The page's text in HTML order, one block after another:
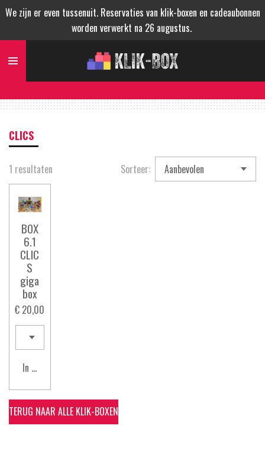
Ga
naar
de
We zijn er even tussenuit. Reservaties van klik-boxen en cadeaubonnen
worden verwerkt na 26 augustus.
CLICS
1 resultaten Sorteer:
BOX
6.1
CLIC
S
giga
box
€ 20,00
In winkelwagen
TERUG NAAR ALLE KLIK-BOXEN